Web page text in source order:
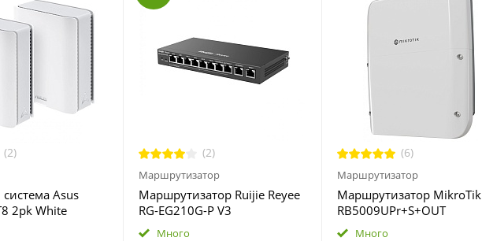
(2)
Asus
2pk White
(2)
Маршрутизатор
Маршрутизатор Ruijie Reyee
RG-EG210G-P V3
Много
(6)
Маршрутизатор
Маршрутизатор MikroTik
RB5009UPr+S+OUT
Много